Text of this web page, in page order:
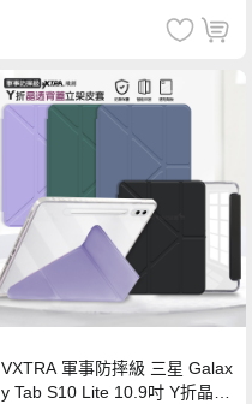
VXTRA 軍事防摔級 三星 Galax
y Tab S10 Lite 10.9吋 Y折晶透